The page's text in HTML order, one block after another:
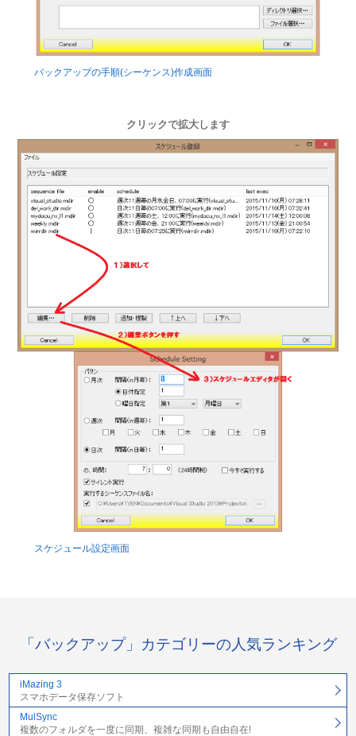
バックアップの手順(シーケンス)作成画面
クリックで拡大します
スケジュール設定画面
「バックアップ」カテゴリーの人気ランキング
iMazing 3
スマホデータ保存ソフト
MulSync
複数のフォルダを一度に同期、複雑な同期も自由自在!